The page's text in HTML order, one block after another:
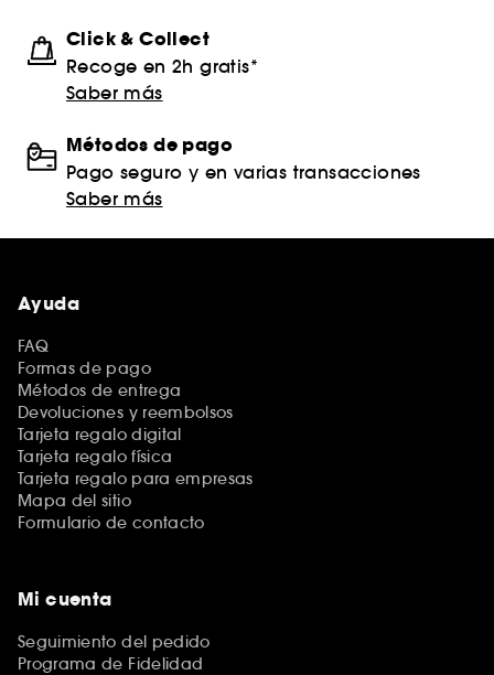
Click & Collect
Recoge en 2h gratis*
Saber más
Métodos de pago
Pago seguro y en varias transacciones
Saber más
Ayuda
FAQ
Formas de pago
Métodos de entrega
Devoluciones y reembolsos
Tarjeta regalo digital
Tarjeta regalo física
Tarjeta regalo para empresas
Mapa del sitio
Formulario de contacto
Mi cuenta
Seguimiento del pedido
Programa de Fidelidad